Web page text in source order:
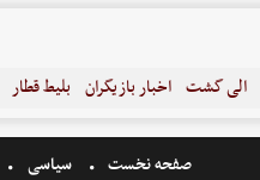
الی گشت اخبار بازیگران بلیط قطار
صفحه نخست سیاسی